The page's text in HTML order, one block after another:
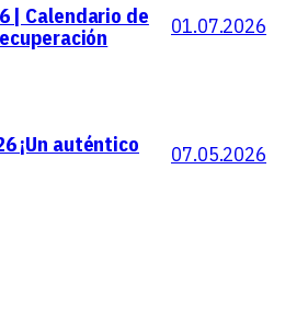
| Calendario de
01.07.2026
¡Un auténtico
07.05.2026